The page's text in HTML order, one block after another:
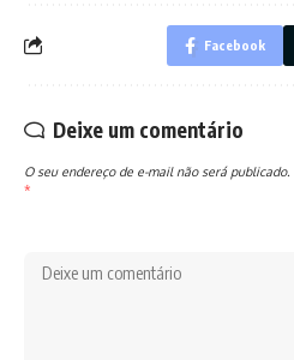
Facebook
Deixe um comentário
O seu endereço de e-mail não será publicado.
*